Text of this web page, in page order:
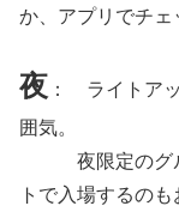
か、アプリでチェ
夜 ： ライトア
囲気。
夜限定のグル
トで入場するのも